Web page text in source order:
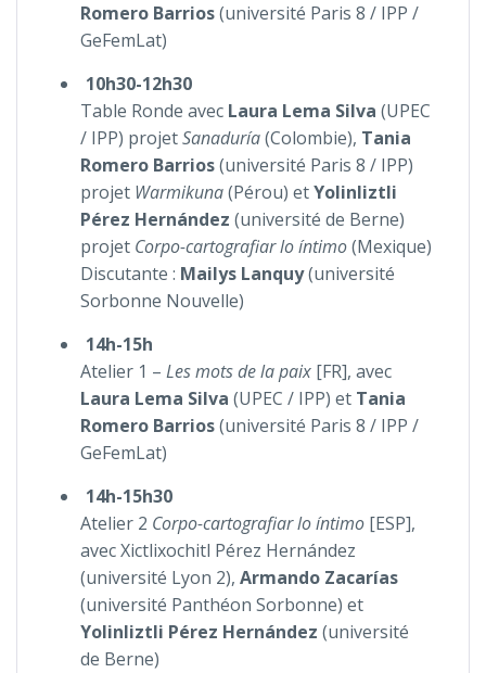
Romero Barrios(université Paris 8 / IPP /
GeFemLat)
10h30-12h30
Table Ronde avec Laura Lema Silva (UPEC
/ IPP) projetSanaduría(Colombie), Tania
Romero Barrios(université Paris 8 / IPP)
projet Warmikuna(Pérou) etYolinliztli
Pérez Hernández (université de Berne)
projet Corpo-cartografiar lo íntimo(Mexique)
Discutante : Mailys Lanquy(université
Sorbonne Nouvelle)
14h-15h
Atelier 1 – Les mots de la paix [FR], avec
Laura Lema Silva (UPEC / IPP) et Tania
Romero Barrios(université Paris 8 / IPP /
GeFemLat)
14h-15h30
Atelier 2 Corpo-cartografiar lo íntimo [ESP],
avec Xictlixochitl Pérez Hernández
(université Lyon 2), Armando Zacarías
(université Panthéon Sorbonne) et
Yolinliztli Pérez Hernández (université
de Berne)